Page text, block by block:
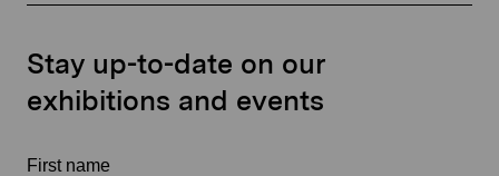
Stay up-to-date on our
exhibitions and events
First name